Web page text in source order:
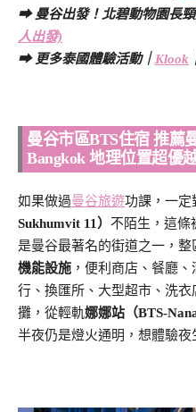
➡ 曼谷出發！北碧動物園長頸
人出發)
➡ 更多泰國體驗活動｜ Klook
曼谷市區BTS住宿 推薦
Bangkok 地理位置超優
如果做過曼谷旅遊功課，一定
Sukhumvit 11） 不陌生，這條
是曼谷最著名的街道之一，整
機能設施 ，便利商店、餐廳
行、換匯所、大型超市、洗
攤，從輕軌娜娜站（BTS-
半夜仍是燈火通明，想體驗夜